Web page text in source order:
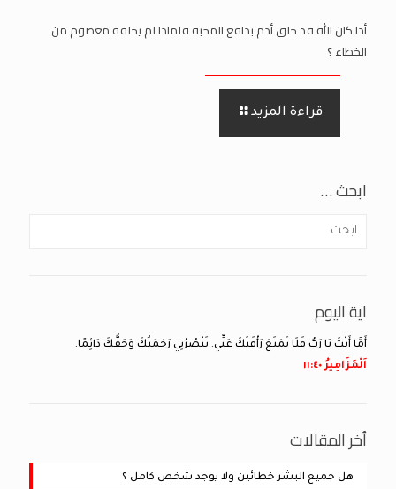
أذا كان الله قد خلق أدم بدافع المحبة فلماذا لم يخلقه معصوم من
الخطاء ؟
قراءة المزيد
ابحث …
اية اليوم
أَمَّا أَنْتَ يَا رَبُّ فَلَا تَمْنَعْ رَأْفَتَكَ عَنِّي. تَنْصُرُنِي رَحْمَتُكَ وَحَقُّكَ دَائِمًا.
اَلْمَزَامِيرُ ٤٠:‏١١
أخر المقالات
هل جميع البشر خطائين ولا يوجد شخص كامل ؟